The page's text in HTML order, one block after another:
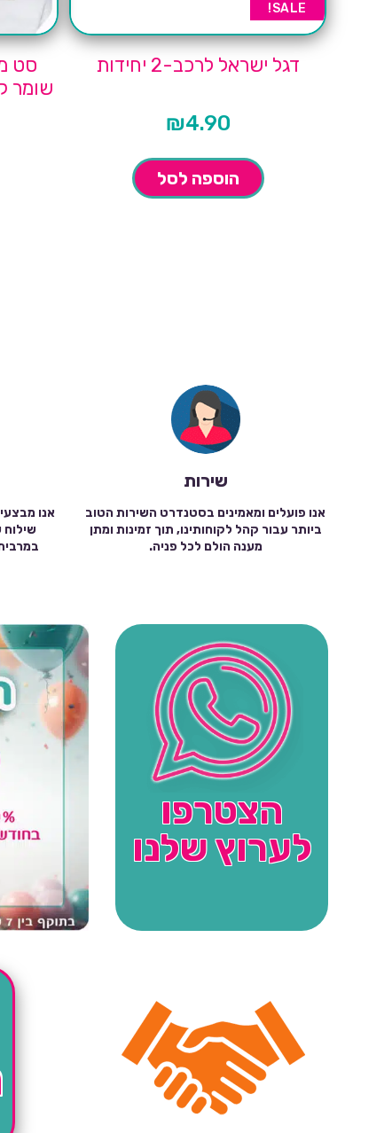
SALE!
דגל ישראל לרכב-2 יחידות
₪4.90
הוספה לסל
סט
שומר
שירות
אנו פועלים ומאמינים בסטנדרט השירות הטוב
ביותר עבור קהל לקוחותינו, תוך זמינות ומתן
מענה הולם לכל פניה.
אנו
הצטרפו
לערוץ שלנו